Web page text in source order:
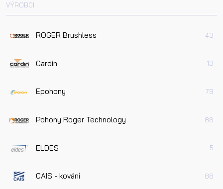
VÝROBCI
ROGER Brushless 43
Cardin 13
Epohony 79
Pohony Roger Technology 86
ELDES 5
CAIS - kování 88